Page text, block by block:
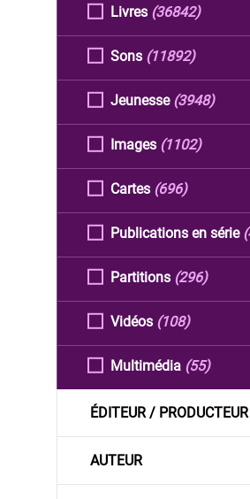
Livres (36842)
Sons (11892)
Jeunesse (3948)
Images (1102)
Cartes (696)
Publications en série
Partitions (296)
Vidéos (108)
Multimédia (55)
ÉDITEUR / PRODUCTEUR
AUTEUR